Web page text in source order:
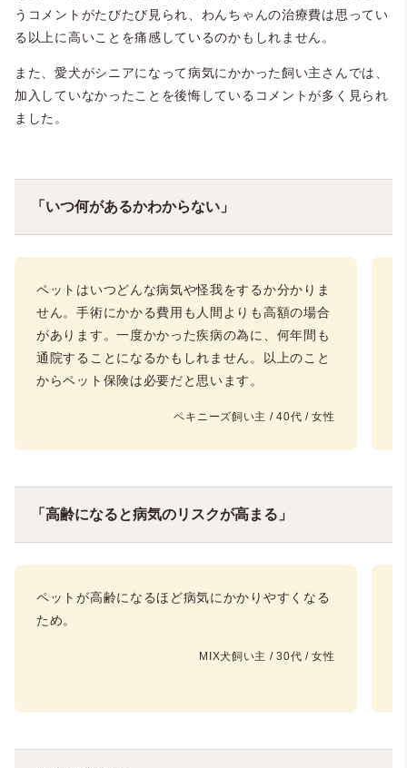
うコメントがたびたび見られ、わんちゃんの治療費は思ってい
る以上に高いことを痛感しているのかもしれません。
また、愛犬がシニアになって病気にかかった飼い主さんでは、
加入していなかったことを後悔しているコメントが多く見られ
ました。
「いつ何があるかわからない」
ペットはいつどんな病気や怪我をするか分かりま
せん。手術にかかる費用も人間よりも高額の場合
があります。一度かかった疾病の為に、何年間も
通院することになるかもしれません。以上のこと
からペット保険は必要だと思います。
ペキニーズ飼い主 / 40代 / 女性
「高齢になると病気のリスクが高まる」
ペットが高齢になるほど病気にかかりやすくなる
ため。
MIX犬飼い主 / 30代 / 女性